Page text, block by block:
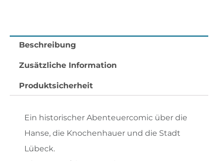
Beschreibung
Zusätzliche Information
Produktsicherheit
Ein historischer Abenteuercomic über die
Hanse, die Knochenhauer und die Stadt
Lübeck.